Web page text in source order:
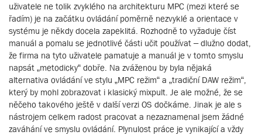
uživatele ne tolik zvyklého na architekturu MPC (mezi které se
řadím) je na začátku ovládání poměrně nezvyklé a orientace v
systému je někdy docela zapeklitá. Rozhodně to vyžaduje číst
manuál a pomalu se jednotlivé části učit používat – dlužno dodat,
že firma na tyto uživatele pamatuje a manuál je v tomto smyslu
napsát „metodicky“ dobře. Na zváženou by byla nějaká
alternativa ovládání ve stylu „MPC režim“ a „tradiční DAW režim“,
který by mohl zobrazovat i klasický mixpult. Je ale možné, že se
něčeho takového ještě v další verzi OS dočkáme. Jinak je ale s
nástrojem celkem radost pracovat a nezaznamenal jsem žádné
zaváhání ve smyslu ovládání. Plynulost práce je vynikající a vždy